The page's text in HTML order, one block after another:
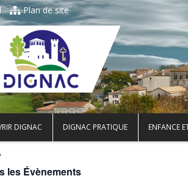
Plan de site
DIGNAC DIGNAC PRATIQUE ENFANCE
les Évènements